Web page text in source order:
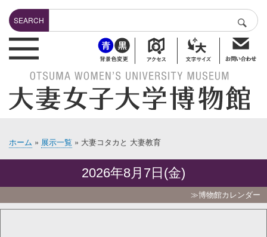
メ
ン
テ
ツ
に
動
検索
SEARCH
header-bottuns
パ
ず
ホーム 展示一覧 大妻コタカと 大妻教育
2026年8月7日(金)
≫博物館カレンダー